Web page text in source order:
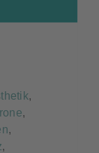
,
,
,
,